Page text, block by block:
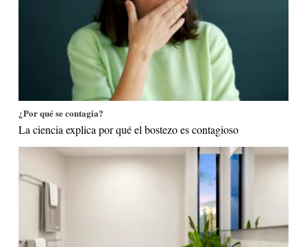
¿Por qué se contagia?
La ciencia explica por qué el bostezo es contagioso